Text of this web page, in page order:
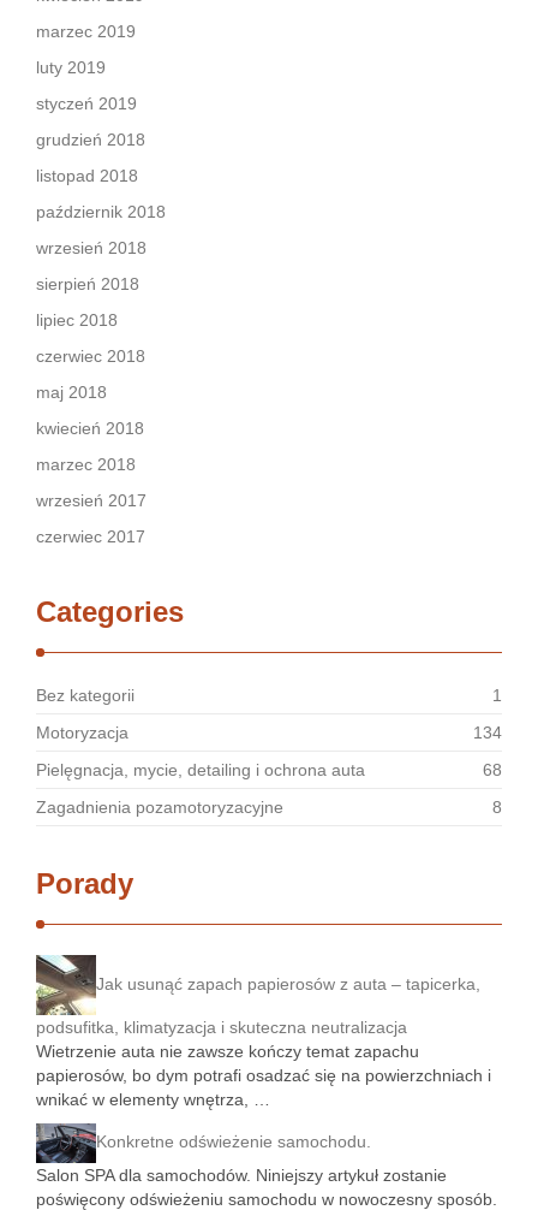
marzec 2019
luty 2019
styczeń 2019
grudzień 2018
listopad 2018
październik 2018
wrzesień 2018
sierpień 2018
lipiec 2018
czerwiec 2018
maj 2018
kwiecień 2018
marzec 2018
wrzesień 2017
czerwiec 2017
Categories
Bez kategorii
1
Motoryzacja
134
Pielęgnacja, mycie, detailing i ochrona auta
68
Zagadnienia pozamotoryzacyjne
8
Porady
Jak usunąć zapach papierosów z auta – tapicerka,
podsufitka, klimatyzacja i skuteczna neutralizacja
Wietrzenie auta nie zawsze kończy temat zapachu
papierosów, bo dym potrafi osadzać się na powierzchniach i
wnikać w elementy wnętrza, …
Konkretne odświeżenie samochodu.
Salon SPA dla samochodów. Niniejszy artykuł zostanie
poświęcony odświeżeniu samochodu w nowoczesny sposób.